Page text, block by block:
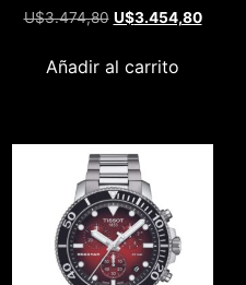
U$3.474,80 U$3.454,80
Añadir al carrito